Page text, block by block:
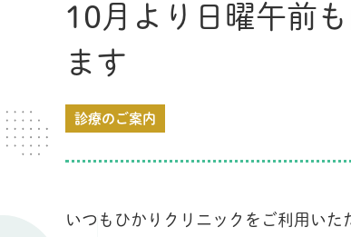
10月より日曜午前
ます
診療のご案内
いつもひかりクリニックをご利用いた